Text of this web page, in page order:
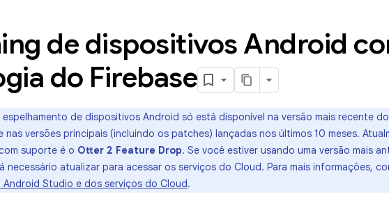
de dispositivos Android
do Firebase
espelhamento de dispositivos Android só está disponível na versão mais recente
versões principais (incluindo os patches) lançadas nos últimos 10 meses.
suporte é o Otter 2 Feature Drop. Se você estiver usando uma versão mais
necessário atualizar para acessar os serviços do Cloud. Para mais informações,
Studio e dos serviços do Cloud.